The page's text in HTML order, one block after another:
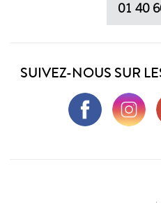
01 40
SUIVEZ-NOUS SUR